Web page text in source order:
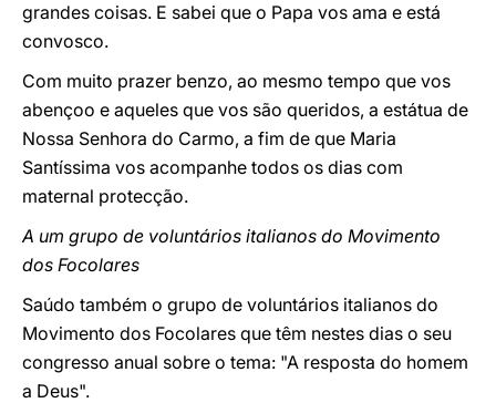
grandes coisas. E sabei que o Papa vos ama e está
convosco.
Com muito prazer benzo, ao mesmo tempo que vos
abençoo e aqueles que vos são queridos, a estátua de
Nossa Senhora do Carmo, a fim de que Maria
Santíssima vos acompanhe todos os dias com
maternal protecção.
A um grupo de voluntários italianos do Movimento
dos Focolares
Saúdo também o grupo de voluntários italianos do
Movimento dos Focolares que têm nestes dias o seu
congresso anual sobre o tema: "A resposta do homem
a Deus".